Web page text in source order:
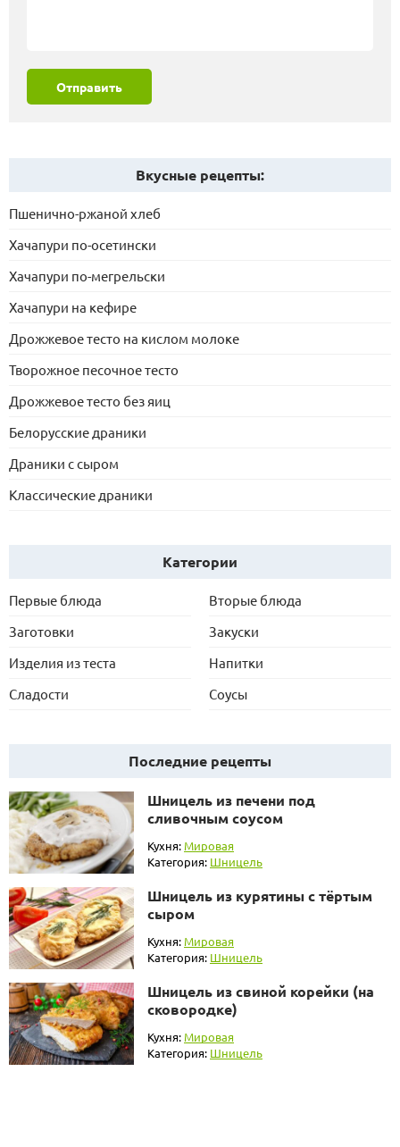
Отправить
Вкусные рецепты:
Пшенично-ржаной хлеб
Хачапури по-осетински
Хачапури по-мегрельски
Хачапури на кефире
Дрожжевое тесто на кислом молоке
Творожное песочное тесто
Дрожжевое тесто без яиц
Белорусские драники
Драники с сыром
Классические драники
Категории
Первые блюда
Вторые блюда
Заготовки
Закуски
Изделия из теста
Напитки
Сладости
Соусы
Последние рецепты
Шницель из печени под
сливочным соусом
Кухня: Мировая
Категория: Шницель
Шницель из курятины с тёртым
сыром
Кухня: Мировая
Категория: Шницель
Шницель из свиной корейки (на
сковородке)
Кухня: Мировая
Категория: Шницель